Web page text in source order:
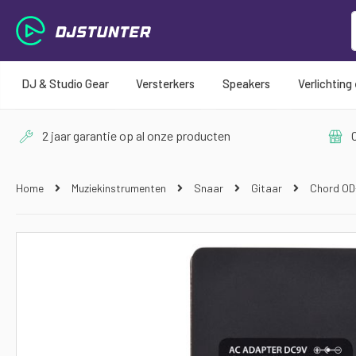
DJ & Studio Gear Versterkers Speakers
2 jaar garantie op al onze producten
Home Muziekinstrumenten Snaar Gitaar Chord